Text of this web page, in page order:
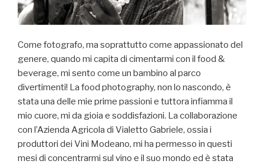
Come fotografo, ma soprattutto come appassionato del
genere, quando mi capita di cimentarmi con il food &
beverage, mi sento come un bambino al parco
divertimenti! La food photography, non lo nascondo, è
stata una delle mie prime passioni e tuttora infiamma il
mio cuore, mi da gioia e soddisfazioni. La collaborazione
con l’Azienda Agricola di Vialetto Gabriele, ossia i
produttori dei Vini Modeano, mi ha permesso in questi
mesi di concentrarmi sul vino e il suo mondo ed è stata